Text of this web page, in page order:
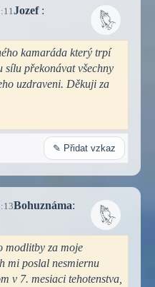
Jozef :
kamaráda který trpí
sílu překonávat všechny
uzdraveni. Děkuji za
✎ Přidat vzkaz
Bohuznáma:
modlitby za moje
mi poslal nesmiernu
v 7. mesiaci tehotenstva,